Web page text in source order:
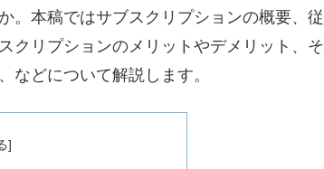
。本稿ではサブスクリプションの概要、従
クリプションのメリットやデメリット、そ
などについて解説します。